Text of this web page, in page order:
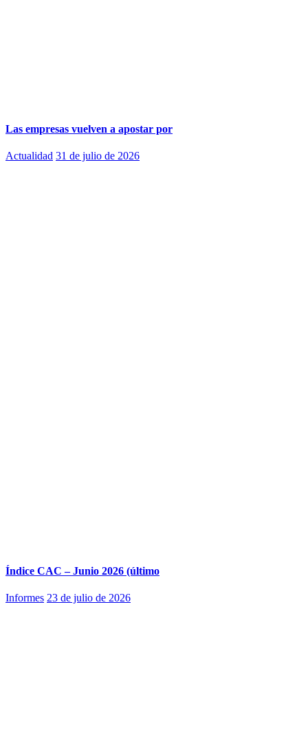
Las empresas vuelven a apostar por
Actualidad 31 de julio de 2026
Índice CAC – Junio 2026 (último
Informes 23 de julio de 2026